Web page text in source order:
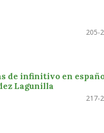
205-
de infinitivo en
Lagunilla
217-